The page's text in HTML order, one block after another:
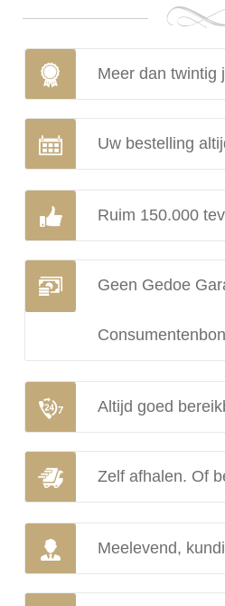
Meer dan twintig
Uw bestelling
Ruim 150.000
Geen Gedoe
Altijd goed
Zelf afhalen. Of
Meelevend,